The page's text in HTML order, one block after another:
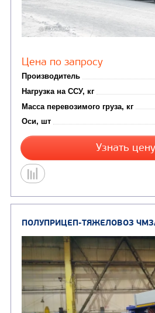
Цена по запросу
Производитель
Нагрузка на ССУ, кг
Масса перевозимого груза,
Оси, шт
ПОЛУПРИЦЕП-
ВУ-S